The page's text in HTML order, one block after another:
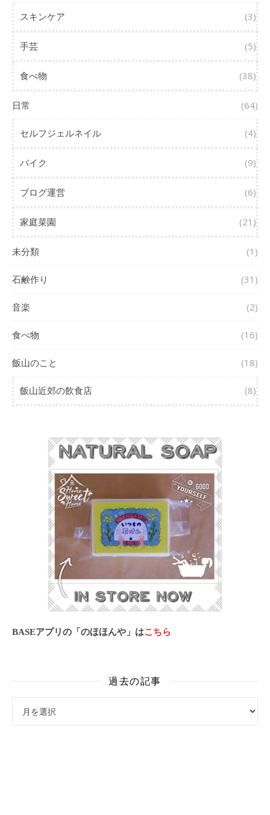
スキンケア (3)
手芸 (5)
食べ物 (38)
日常 (64)
セルフジェルネイル (4)
バイク (9)
ブログ運営 (6)
家庭菜園 (21)
未分類 (1)
石鹸作り (31)
音楽 (2)
食べ物 (16)
飯山のこと (18)
飯山近郊の飲食店 (8)
BASEアプリの「のほほんや」はこちら
過去の記事